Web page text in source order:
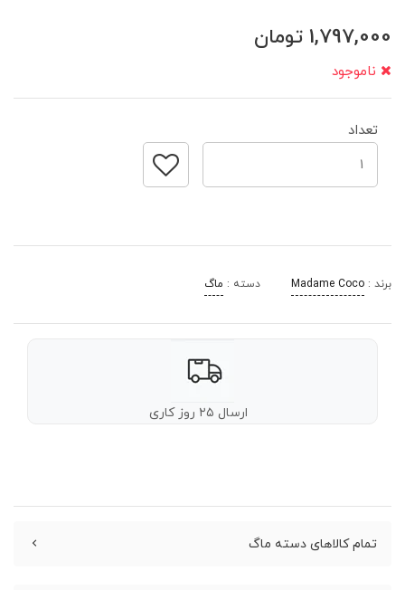
1,797,000 تومان
ناموجود
تعداد
برند : Madame Coco دسته : ماگ
ارسال ۲۵ روز کاری
تمام کالاهای دسته ماگ